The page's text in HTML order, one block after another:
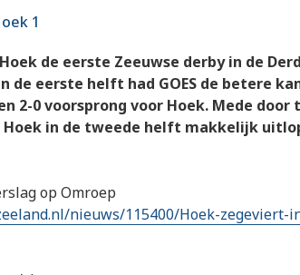
1
de eerste Zeeuwse derby in de
de eerste helft had GOES de betere
2-0 voorsprong voor Hoek. Mede door
Hoek in de tweede helft makkelijk
op Omroep
nieuws/115400/Hoek-zegeviert-